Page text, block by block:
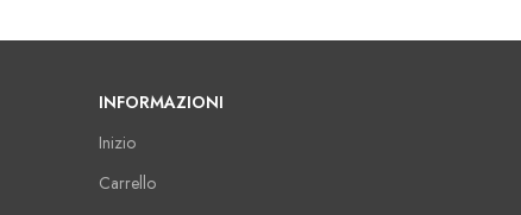
INFORMAZIONI
Inizio
Carrello